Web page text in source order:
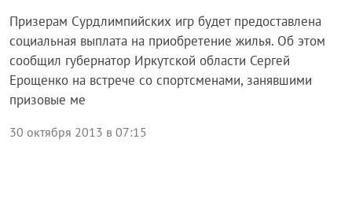
Призерам Сурдлимпийских игр будет предоставлена
социальная выплата на приобретение жилья. Об этом
сообщил губернатор Иркутской области Сергей
Ерощенко на встрече со спортсменами, занявшими
призовые ме
30 октября 2013 в 07:15